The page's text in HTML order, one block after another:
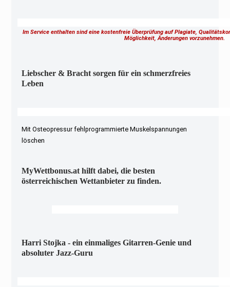
Im Service enthalten sind eine kostenfreie Überprüfung auf Plagiate,
Möglichkeit, Änderungen vorzunehmen.
Liebscher & Bracht sorgen für ein schmerzfreies
Leben
Mit Osteopressur fehlprogrammierte Muskelspannungen
löschen
MyWettbonus.at hilft dabei, die besten
österreichischen Wettanbieter zu finden.
Harri Stojka - ein einmaliges Gitarren-Genie und
absoluter Jazz-Guru